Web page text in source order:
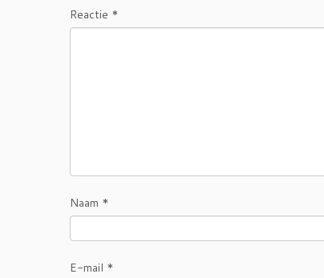
Reactie *
Naam *
E-mail *